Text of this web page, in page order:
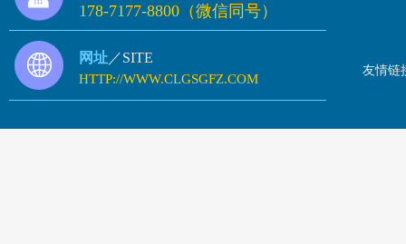
178-7177-8800（微信同号）
网址 ／SITE
HTTP://WWW.CLGSGFZ.COM
友情链